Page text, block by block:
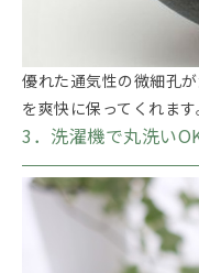
優れた通気性の微細孔
を爽快に保ってくれます
3．洗濯機で丸洗い